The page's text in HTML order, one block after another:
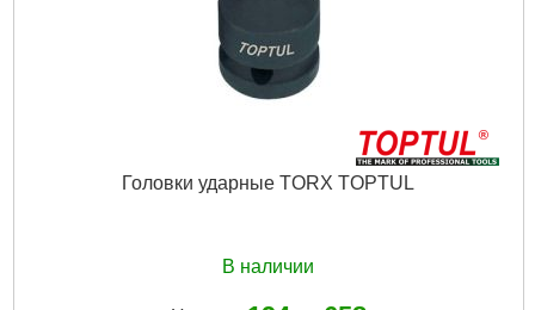
Головки ударные TORX TOPTUL
В наличии